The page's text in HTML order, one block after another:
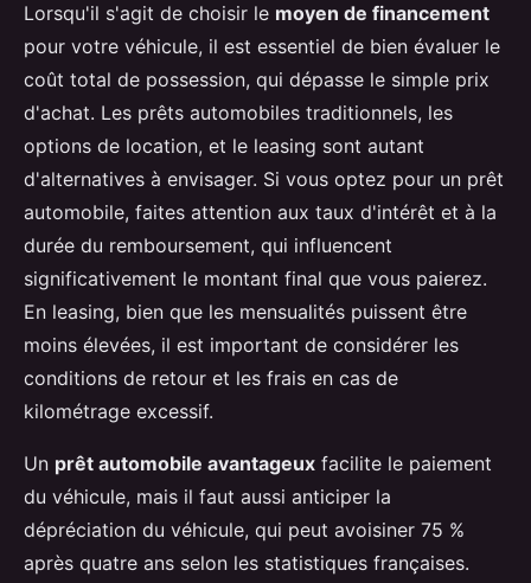
Lorsqu'il s'agit de choisir le moyen de financement
pour votre véhicule, il est essentiel de bien évaluer le
coût total de possession, qui dépasse le simple prix
d'achat. Les prêts automobiles traditionnels, les
options de location, et le leasing sont autant
d'alternatives à envisager. Si vous optez pour un prêt
automobile, faites attention aux taux d'intérêt et à la
durée du remboursement, qui influencent
significativement le montant final que vous paierez.
En leasing, bien que les mensualités puissent être
moins élevées, il est important de considérer les
conditions de retour et les frais en cas de
kilométrage excessif.
Un prêt automobile avantageux facilite le paiement
du véhicule, mais il faut aussi anticiper la
dépréciation du véhicule, qui peut avoisiner 75 %
après quatre ans selon les statistiques françaises.